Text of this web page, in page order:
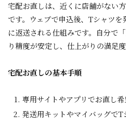
宅配お直しは、近くに店舗がない
です。ウェブで申込後、Tシャツ
に返送される仕組みです。自分で
り精度が安定し、仕上がりの満足
宅配お直しの基本手順
専用サイトやアプリでお直し
発送用キットやマイバッグでT